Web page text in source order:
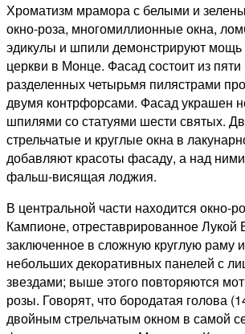
Хроматизм мрамора с белыми и
окно-роза, многомиллионные окна,
эдикулы и шпили демонстрируют мощь
церкви в Монце. Фасад состоит из пяти
разделенных четырьмя пилястрами
двумя контрфорсами. Фасад украшен
шпилями со статуями шести святых.
стрельчатые и круглые окна в
добавляют красоты фасаду, а над
фальш-висящая лоджия.
В центральной части находится окно-
Кампионе, отреставрированное Лукой
заключенное в сложную круглую раму
небольших декоративных панелей с
звездами; выше этого повторяются
розы. Говорят, что бородатая голова
двойным стрельчатым окном в самой